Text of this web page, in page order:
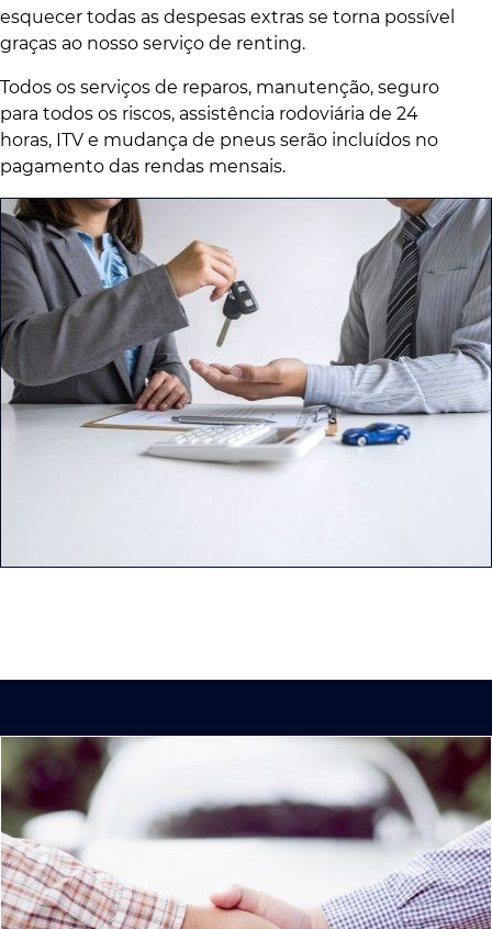
esquecer todas as despesas extras se torna possível
graças ao nosso serviço de renting.
Todos os serviços de reparos, manutenção, seguro
para todos os riscos, assistência rodoviária de 24
horas, ITV e mudança de pneus serão incluídos no
pagamento das rendas mensais.